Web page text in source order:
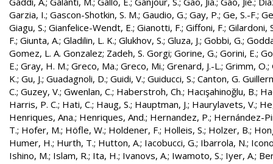
Garzia, I.; Gascon-Shotkin, S. M.; Gaudio, G.; Gay, P.; Ge, S.-F.;
Giagu, S.; Gianfelice-Wendt, E.; Gianotti, F.; Giffoni, F.; Gilardoni,
F.; Giunta, A.; Gladilin, L. K.; Glukhov, S.; Gluza, J.; Gobbi, G.;
Gomez, L. A. Gonzalez; Zadeh, S. Gorgi; Gorine, G.; Gorini, E.;
E.; Gray, H. M.; Greco, Ma.; Greco, Mi.; Grenard, J.-L.; Grimm, O.;
K.; Gu, J.; Guadagnoli, D.; Guidi, V.; Guiducci, S.; Canton, G.
C.; Guzey, V.; Gwenlan, C.; Haberstroh, Ch.; Hacışahinoğlu, B.;
Harris, P. C.; Hati, C.; Haug, S.; Hauptman, J.; Haurylavets, V.;
Henriques, Ana.; Henriques, And.; Hernandez, P.; Hernández-
T.; Hofer, M.; Höfle, W.; Holdener, F.; Holleis, S.; Holzer, B.;
Humer, H.; Hurth, T.; Hutton, A.; Iacobucci, G.; Ibarrola, N.;
Ishino, M.; Islam, R.; Ita, H.; Ivanovs, A.; Iwamoto, S.; Iyer, A.;